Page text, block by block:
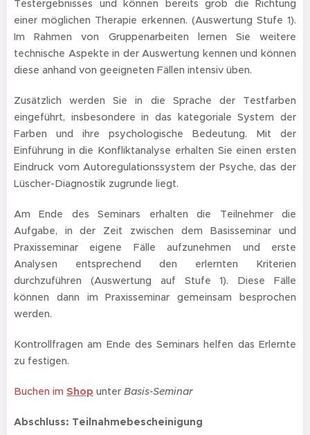
Testergebnisses und können bereits grob die Richtung
einer möglichen Therapie erkennen. (Auswertung Stufe 1).
Im Rahmen von Gruppenarbeiten lernen Sie weitere
technische Aspekte in der Auswertung kennen und können
diese anhand von geeigneten Fällen intensiv üben.
Zusätzlich werden Sie in die Sprache der Testfarben
eingeführt, insbesondere in das kategoriale System der
Farben und ihre psychologische Bedeutung. Mit der
Einführung in die Konfliktanalyse erhalten Sie einen ersten
Eindruck vom Autoregulationssystem der Psyche, das der
Lüscher-Diagnostik zugrunde liegt.
Am Ende des Seminars erhalten die Teilnehmerdie
Aufgabe, in der Zeit zwischen dem Basisseminar und
Praxisseminar eigene Fälle aufzunehmen und erste
Analysen entsprechend den erlernten Kriterien
durchzuführen (Auswertung auf Stufe 1). Diese Fälle
können dann im Praxisseminar gemeinsam besprochen
werden.
Kontrollfragen am Ende des Seminars helfen das Erlernte
zu festigen.
Buchen im Shop unter Basis-Seminar
Abschluss: Teilnahmebescheinigung